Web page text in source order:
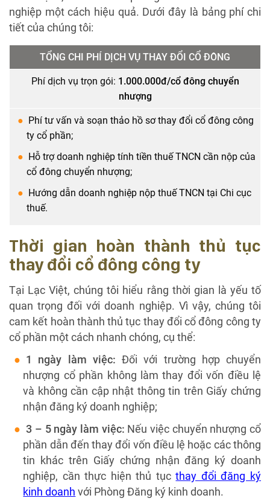
nghiệp một cách hiệu quả. Dưới đây là bảng phí chi
tiết của chúng tôi:
TỔNG CHI PHÍ DỊCH VỤ THAY ĐỔI CỔ ĐÔNG
Phí dịch vụ trọn gói: 1.000.000đ/cổ đông chuyển
nhượng
Phí tư vấn và soạn thảo hồ sơ thay đổi cổ đông công
ty cổ phần;
Hỗ trợ doanh nghiệp tính tiền thuế TNCN cần nộp của
cổ đông chuyển nhượng;
Hướng dẫn doanh nghiệp nộp thuế TNCN tại Chi cục
thuế.
Thời gian hoàn thành thủ tục
thay đổi cổ đông công ty
Tại Lạc Việt, chúng tôi hiểu rằng thời gian là yếu tố
quan trọng đối với doanh nghiệp. Vì vậy, chúng tôi
cam kết hoàn thành thủ tục thay đổi cổ đông công ty
cổ phần một cách nhanh chóng, cụ thể:
1 ngày làm việc: Đối với trường hợp chuyển
nhượng cổ phần không làm thay đổi vốn điều lệ
và không cần cập nhật thông tin trên Giấy chứng
nhận đăng ký doanh nghiệp;
3 – 5 ngày làm việc: Nếu việc chuyển nhượng cổ
phần dẫn đến thay đổi vốn điều lệ hoặc các thông
tin khác trên Giấy chứng nhận đăng ký doanh
nghiệp, cần thực hiện thủ tụcthay đổi đăng ký
kinh doanh với Phòng Đăng ký kinh doanh.